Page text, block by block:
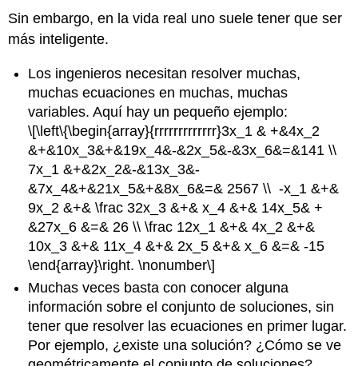
Sin embargo, en la vida real uno suele tener que ser
más inteligente.
Los ingenieros necesitan resolver muchas,
muchas ecuaciones en muchas, muchas
variables. Aquí hay un pequeño ejemplo:
\[\left\{\begin{array}{rrrrrrrrrrrrr}3x_1 & +&4x_2
&+&10x_3&+&19x_4&-&2x_5&-&3x_6&=&141 \\
7x_1 &+&2x_2&-&13x_3&-
&7x_4&+&21x_5&+&8x_6&=& 2567 \\ -x_1 &+&
9x_2 &+& \frac 32x_3 &+& x_4 &+& 14x_5& +
&27x_6 &=& 26 \\ \frac 12x_1 &+& 4x_2 &+&
10x_3 &+& 11x_4 &+& 2x_5 &+& x_6 &=& -15
\end{array}\right. \nonumber\]
Muchas veces basta con conocer alguna
información sobre el conjunto de soluciones, sin
tener que resolver las ecuaciones en primer lugar.
Por ejemplo, ¿existe una solución? ¿Cómo se ve